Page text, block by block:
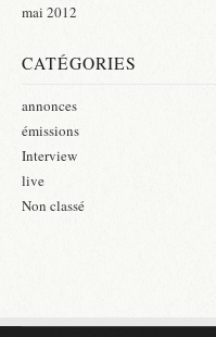
mai 2012
CATÉGORIES
annonces
émissions
Interview
live
Non classé